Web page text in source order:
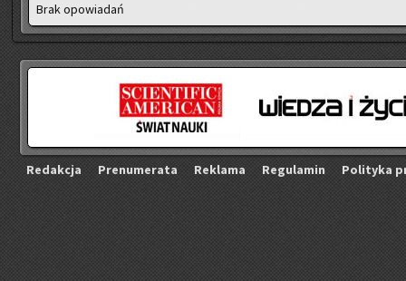
Brak opo­wia­dań
Re­dak­cja Pre­nu­me­ra­ta Re­kla­ma Re­gu­la­min Po­li­ty­ka